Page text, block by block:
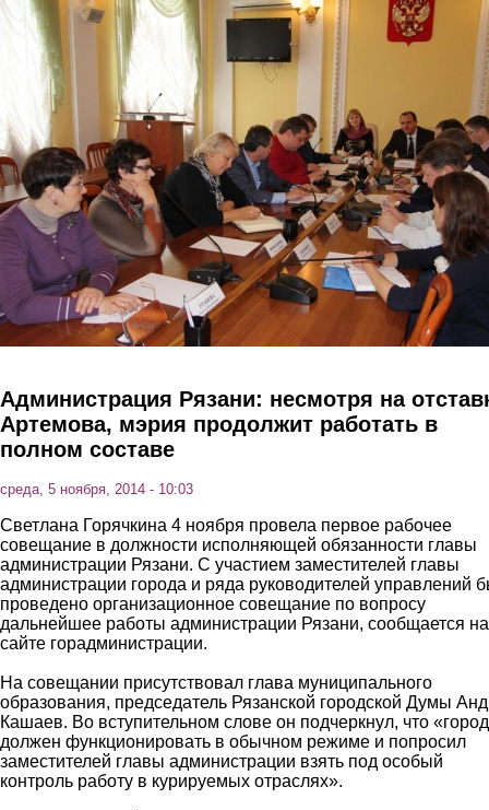
Перейти к основному содержанию
Администрация Рязани: несмотря на
Артемова, мэрия продолжит работать в
полном составе
среда, 5 ноября, 2014 - 10:03
Светлана Горячкина 4 ноября провела первое рабочее
совещание в должности исполняющей обязанности главы
администрации Рязани. С участием заместителей главы
администрации города и ряда руководителей управлений
проведено организационное совещание по вопросу
дальнейшее работы администрации Рязани, сообщается на
сайте горадминистрации.
На совещании присутствовал глава муниципального
образования, председатель Рязанской городской Думы
Кашаев. Во вступительном слове он подчеркнул, что «город
должен функционировать в обычном режиме и попросил
заместителей главы администрации взять под особый
контроль работу в курируемых отраслях».